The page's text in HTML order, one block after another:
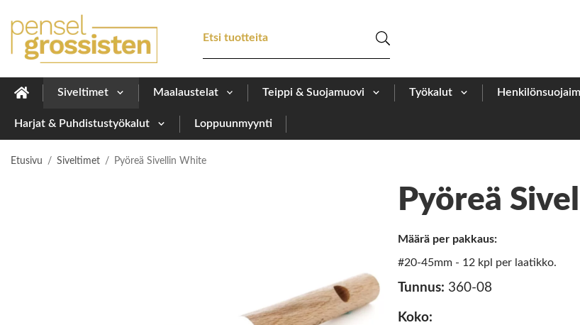
Siveltimet Maalaustelat Teippi & Suojamuovi Työkalut
Harjat & Puhdistustyökalut Loppuunmyynti
Etusivu / Siveltimet / Pyöreä Sivellin White
Pyöreä
Määrä per pakkaus:
#20-45mm - 12 kpl per laatikko.
Tunnus: 360-08
Koko: